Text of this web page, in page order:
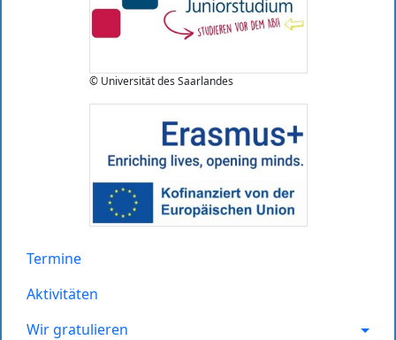
© Universität des Saarlandes
Termine
Aktivitäten
Wir gratulieren